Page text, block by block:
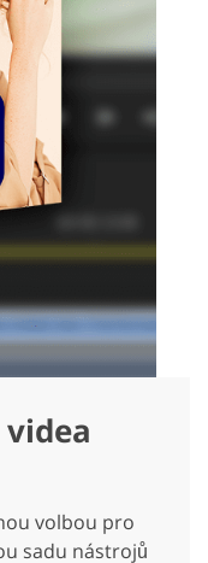
volbou pro
sadu nástrojů